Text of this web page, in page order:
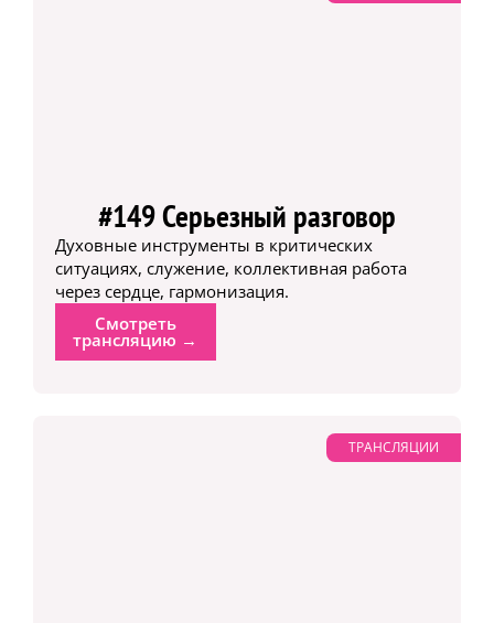
#149 Серьезный разговор
Духовные инструменты в критических
ситуациях, служение, коллективная работа
через сердце, гармонизация.
Смотреть
трансляцию →
ТРАНСЛЯЦИИ